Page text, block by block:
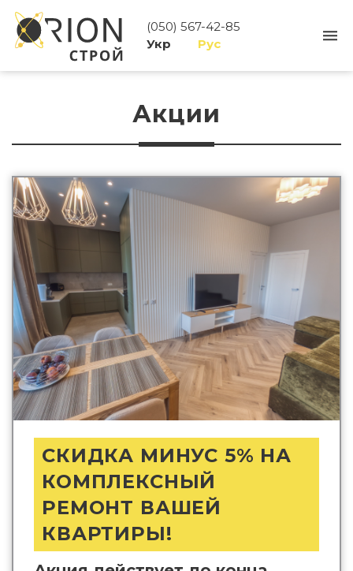
(050) 567-42-85
Укр
Рус
Акции
СКИДКА МИНУС 5% НА
КОМПЛЕКСНЫЙ
РЕМОНТ ВАШЕЙ
КВАРТИРЫ!